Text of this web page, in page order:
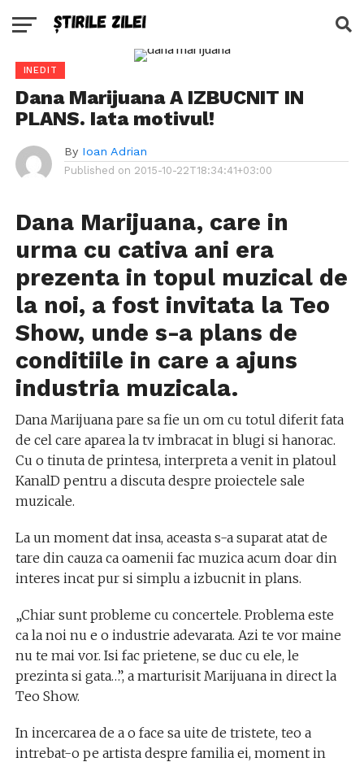
INEDIT
Dana Marijuana A IZBUCNIT IN
PLANS. Iata motivul!
By Ioan Adrian
Published on 2015-10-22T18:34:41+03:00
Dana Marijuana, care in
urma cu cativa ani era
prezenta in topul muzical de
la noi, a fost invitata la Teo
Show, unde s-a plans de
conditiile in care a ajuns
industria muzicala.
Dana Marijuana pare sa fie un om cu totul diferit fata
de cel care aparea la tv imbracat in blugi si hanorac.
Cu o tinuta de printesa, interpreta a venit in platoul
KanalD pentru a discuta despre proiectele sale
muzicale.
La un moment dat insa, aceasta s-a suparat atat de
tare din cauza ca oamenii fac muzica acum doar din
interes incat pur si simplu a izbucnit in plans.
„Chiar sunt probleme cu concertele. Problema este
ca la noi nu e o industrie adevarata. Azi te vor maine
nu te mai vor. Isi fac prietene, se duc cu ele, le
prezinta si gata…”, a marturisit Marijuana in direct la
Teo Show.
In incercarea de a o face sa uite de tristete, teo a
intrebat-o pe artista despre familia ei, moment in